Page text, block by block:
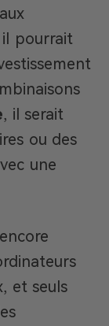
il pourrait
, il serait
ou des
une
et seuls